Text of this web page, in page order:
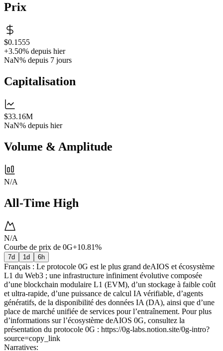
Prix
$0.1555
+3.50% depuis hier
NaN% depuis 7 jours
Capitalisation
$33.16M
NaN% depuis hier
Volume & Amplitude
N/A
All-Time High
N/A
Courbe de prix de 0G+10.81%
7d 1d 6h
Français : Le protocole 0G est le plus grand deAIOS et écosystème
L1 du Web3 ; une infrastructure infiniment évolutive composée
d’une blockchain modulaire L1 (EVM), d’un stockage à faible coût
et ultra-rapide, d’une puissance de calcul IA vérifiable, d’agents
génératifs, de la disponibilité des données IA (DA), ainsi que d’une
place de marché unifiée de services pour l’entraînement. Pour plus
d’informations sur l’écosystème deAIOS 0G, consultez la
présentation du protocole 0G : https://0g-labs.notion.site/0g-intro?
source=copy_link
Narratives: